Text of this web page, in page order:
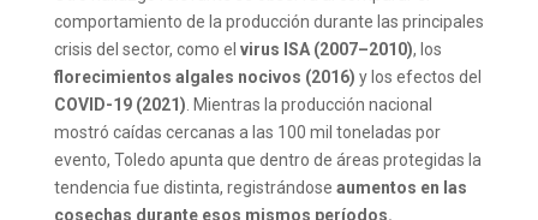
comportamiento de la producción durante las principales
crisis del sector, como el virus ISA (2007–2010), los
florecimientos algales nocivos (2016) y los efectos del
COVID-19 (2021) . Mientras la producción nacional
mostró caídas cercanas a las 100 mil toneladas por
evento, Toledo apunta que dentro de áreas protegidas la
tendencia fue distinta, registrándose aumentos en las
cosechas durante esos mismos períodos.